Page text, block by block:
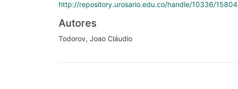
http://repository.urosario.edu.co/handle/10336/15804
Autores
Todorov, Joao Cláudio